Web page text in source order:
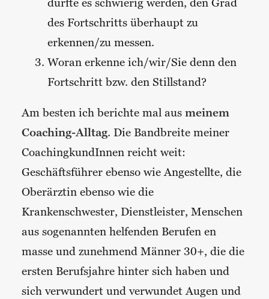
dürfte es schwierig werden, den Grad
des Fortschritts überhaupt zu
erkennen/zu messen.
Woran erkenne ich/wir/Sie denn den
Fortschritt bzw. den Stillstand?
Am besten ich berichte mal aus meinem
Coaching-Alltag. Die Bandbreite meiner
CoachingkundInnen reicht weit:
Geschäftsführer ebenso wie Angestellte, die
Oberärztin ebenso wie die
Krankenschwester, Dienstleister, Menschen
aus sogenannten helfenden Berufen en
masse und zunehmend Männer 30+, die die
ersten Berufsjahre hinter sich haben und
sich verwundert und verwundet Augen und